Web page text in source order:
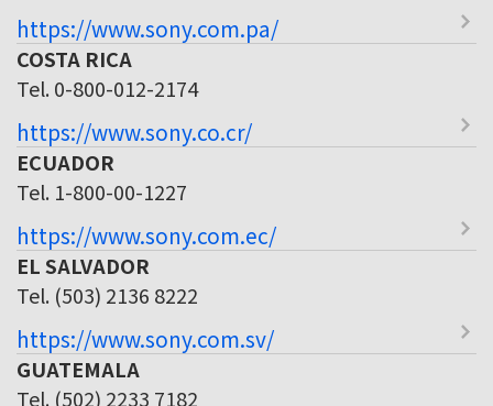
https://www.sony.com.pa/
COSTA RICA
Tel. 0-800-012-2174
https://www.sony.co.cr/
ECUADOR
Tel. 1-800-00-1227
https://www.sony.com.ec/
EL SALVADOR
Tel. (503) 2136 8222
https://www.sony.com.sv/
GUATEMALA
Tel. (502) 2233 7182